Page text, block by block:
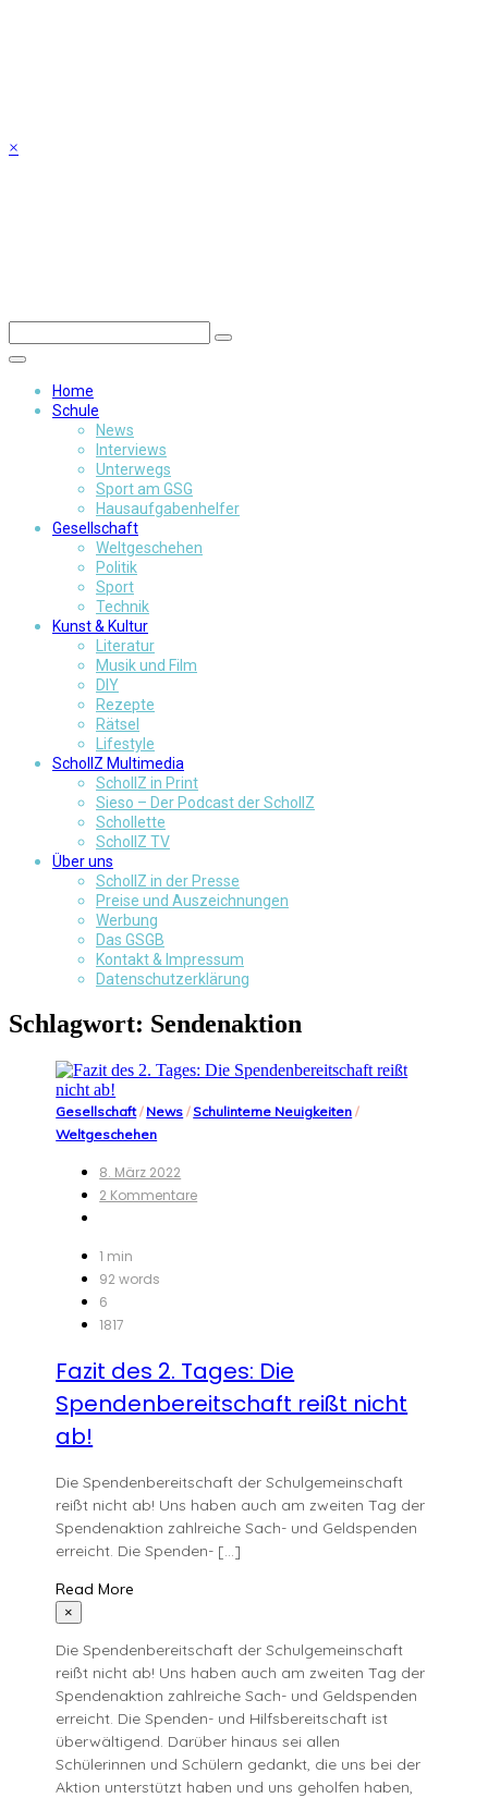
×
Home
Schule
News
Interviews
Unterwegs
Sport am GSG
Hausaufgabenhelfer
Gesellschaft
Weltgeschehen
Politik
Sport
Technik
Kunst & Kultur
Literatur
Musik und Film
DIY
Rezepte
Rätsel
Lifestyle
SchollZ Multimedia
SchollZ in Print
Sieso – Der Podcast der SchollZ
Schollette
SchollZ TV
Über uns
SchollZ in der Presse
Preise und Auszeichnungen
Werbung
Das GSGB
Kontakt & Impressum
Datenschutzerklärung
Schlagwort: Sendenaktion
Gesellschaft/ News / Schulinterne Neuigkeiten /
Weltgeschehen
8. März 2022
2 Kommentarezu
ab!
1 min
92 words
6
1817
Fazit des 2. Tages: Die
Spendenbereitschaft reißt nicht
ab!
Die Spendenbereitschaft der Schulgemeinschaft
reißt nicht ab! Uns haben auch am zweiten Tag der
Spendenaktion zahlreiche Sach- und Geldspenden
erreicht. Die Spenden- […]
Read More
×
Die Spendenbereitschaft der Schulgemeinschaft
reißt nicht ab! Uns haben auch am zweiten Tag der
Spendenaktion zahlreiche Sach- und Geldspenden
erreicht. Die Spenden- und Hilfsbereitschaft ist
überwältigend. Darüber hinaus sei allen
Schülerinnen und Schülern gedankt, die uns bei der
Aktion unterstützt haben und uns geholfen haben,